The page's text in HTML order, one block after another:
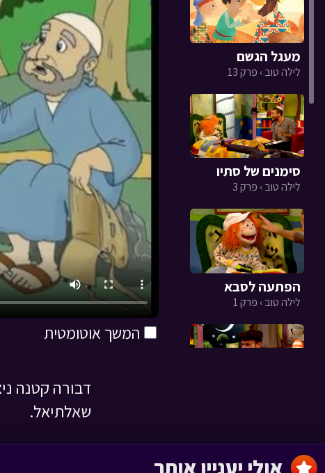
המשך אוטומטית
מעגל הגשם
לילה טוב › פרק 13
סימנים של סתיו
לילה טוב › פרק 3
הפתעה לסבא
לילה טוב › פרק 1
דבורה קטנה
שאלתיאל.